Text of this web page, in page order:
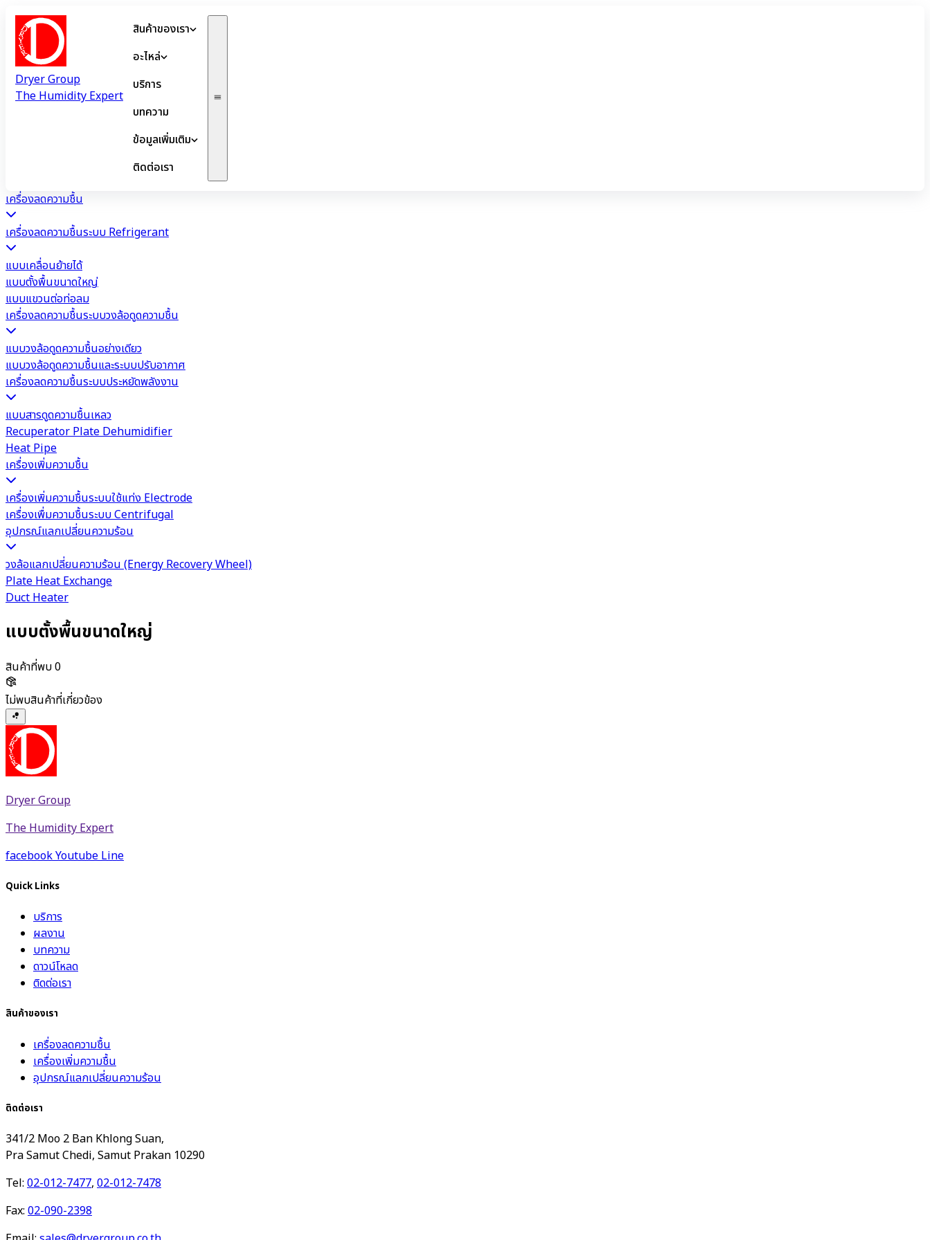
Dryer Group
The Humidity Expert
สินค้าของเรา
อะไหล่
บริการ
บทความ
ข้อมูลเพิ่มเติม
ติดต่อเรา
เครื่องลดความชื้น
เครื่องลดความชื้นระบบ Refrigerant
แบบเคลื่อนย้ายได้
แบบตั้งพื้นขนาดใหญ่
แบบแขวนต่อท่อลม
เครื่องลดความชื้นระบบวงล้อดูดความชื้น
แบบวงล้อดูดความชื้นอย่างเดียว
แบบวงล้อดูดความชื้นและระบบปรับอากาศ
เครื่องลดความชื้นระบบประหยัดพลังงาน
แบบสารดูดความชื้นเหลว
Recuperator Plate Dehumidifier
Heat Pipe
เครื่องเพิ่มความชื้น
เครื่องเพิ่มความชื้นระบบใช้แท่ง Electrode
เครื่องเพื่มความชื้นระบบ Centrifugal
อุปกรณ์แลกเปลี่ยนความร้อน
วงล้อแลกเปลี่ยนความร้อน (Energy Recovery Wheel)
Plate Heat Exchange
Duct Heater
แบบตั้งพื้นขนาดใหญ่
สินค้าที่พบ0
ไม่พบสินค้าที่เกี่ยวข้อง
Dryer Group
The Humidity Expert
facebookYoutubeLine
Quick Links
บริการ
ผลงาน
บทความ
ดาวน์โหลด
ติดต่อเรา
สินค้าของเรา
เครื่องลดความชื้น
เครื่องเพิ่มความชื้น
อุปกรณ์แลกเปลี่ยนความร้อน
ติดต่อเรา
341/2 Moo 2 Ban Khlong Suan,
Pra Samut Chedi, Samut Prakan 10290
Tel: 02-012-7477, 02-012-7478
Fax: 02-090-2398